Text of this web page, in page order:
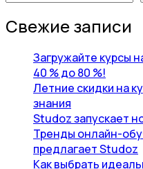
Свежие записи
Загружайте курсы
40 % до 80 %!
Летние скидки на
знания
Studoz запускает
Тренды онлайн-
предлагает Studoz
Как выбрать